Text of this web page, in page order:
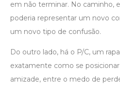
em não terminar. No caminho,
poderia representar um novo
um novo tipo de confusão.
Do outro lado, há o P/C, um
exatamente como se
amizade, entre o medo de